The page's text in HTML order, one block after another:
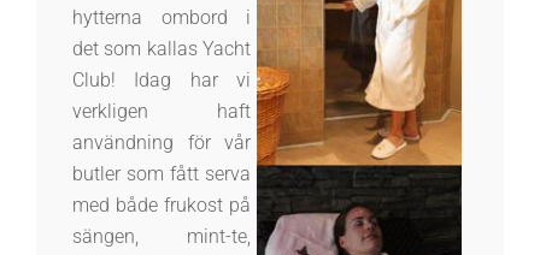
hytterna ombord i
det som kallas Yacht
Club! Idag har vi
verkligen haft
användning för vår
butler som fått serva
med både frukost på
sängen, mint-te,